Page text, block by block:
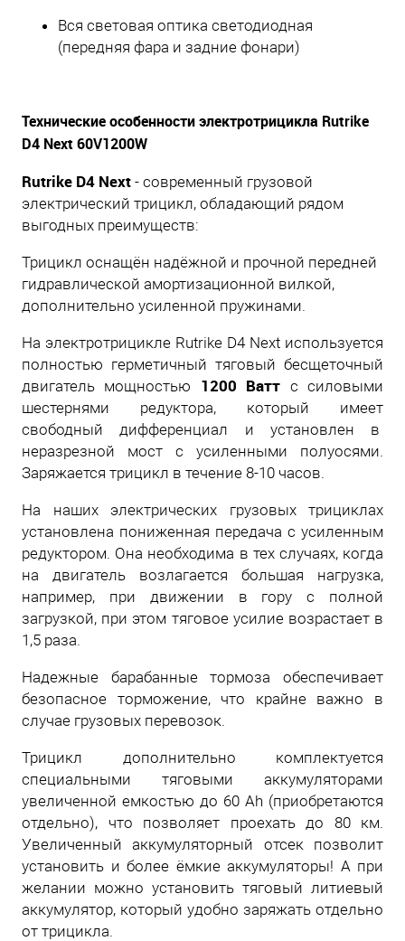
Вся световая оптика светодиодная
(передняя фара и задние фонари)
Технические особенности электротрицикла Rutrike
D4 Next60V1200W
Rutrike D4 Next - современный грузовой
электрический трицикл, обладающий рядом
выгодных преимуществ:
Трицикл оснащён надёжной и прочной передней
гидравлической амортизационной вилкой,
дополнительно усиленной пружинами.
На электротрицикле Rutrike D4 Next используется
полностью герметичный тяговый бесщеточный
двигатель мощностью 1200 Ватт c силовыми
шестернями редуктора, который имеет
свободный дифференциал и установлен в
неразрезной мост с усиленными полуосями.
Заряжается трицикл в течение 8-10 часов.
На наших электрических грузовых трициклах
установлена пониженная передача с усиленным
редуктором. Она необходима в тех случаях, когда
на двигатель возлагается большая нагрузка,
например, при движении в гору с полной
загрузкой, при этом тяговое усилие возрастает в
1,5 раза.
Надежные барабанные тормоза обеспечивает
безопасное торможение, что крайне важно в
случае грузовых перевозок.
Трицикл дополнительно комплектуется
специальными тяговыми аккумуляторами
увеличенной емкостью до 60 Ah (приобретаются
отдельно), что позволяет проехать до 80 км.
Увеличенный аккумуляторный отсек позволит
установить и более ёмкие аккумуляторы! А при
желании можно установить тяговый литиевый
аккумулятор, который удобно заряжать отдельно
от трицикла.